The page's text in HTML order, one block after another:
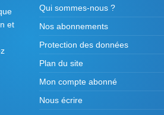
et
Qui sommes-nous ?
Nos abonnements
Protection des données
Plan du site
Mon compte abonné
Nous écrire